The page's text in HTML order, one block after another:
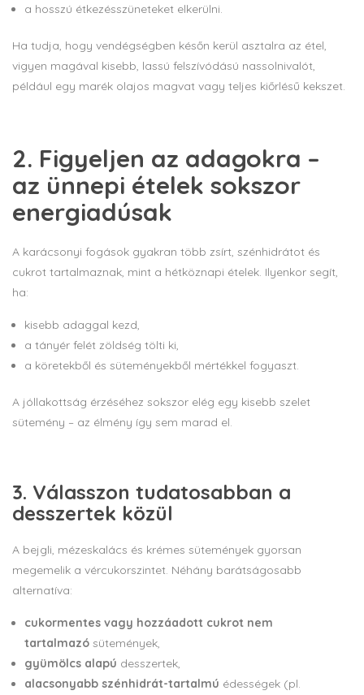
a hosszú étkezésszüneteket elkerülni.
Ha tudja, hogy vendégségben későn kerül asztalra az étel,
vigyen magával kisebb, lassú felszívódású nassolnivalót,
például egy marék olajos magvat vagy teljes kiőrlésű kekszet.
2. Figyeljen az adagokra –
az ünnepi ételek sokszor
energiadúsak
A karácsonyi fogások gyakran több zsírt, szénhidrátot és
cukrot tartalmaznak, mint a hétköznapi ételek. Ilyenkor segít,
ha:
kisebb adaggal kezd,
a tányér felét zöldség tölti ki,
a köretekből és süteményekből mértékkel fogyaszt.
A jóllakottság érzéséhez sokszor elég egy kisebb szelet
sütemény – az élmény így sem marad el.
3. Válasszon tudatosabban a
desszertek közül
A bejgli, mézeskalács és krémes sütemények gyorsan
megemelik a vércukorszintet. Néhány barátságosabb
alternatíva:
cukormentes vagy hozzáadott cukrot nem
tartalmazó sütemények,
gyümölcs alapú desszertek,
alacsonyabb szénhidrát-tartalmú édességek (pl.